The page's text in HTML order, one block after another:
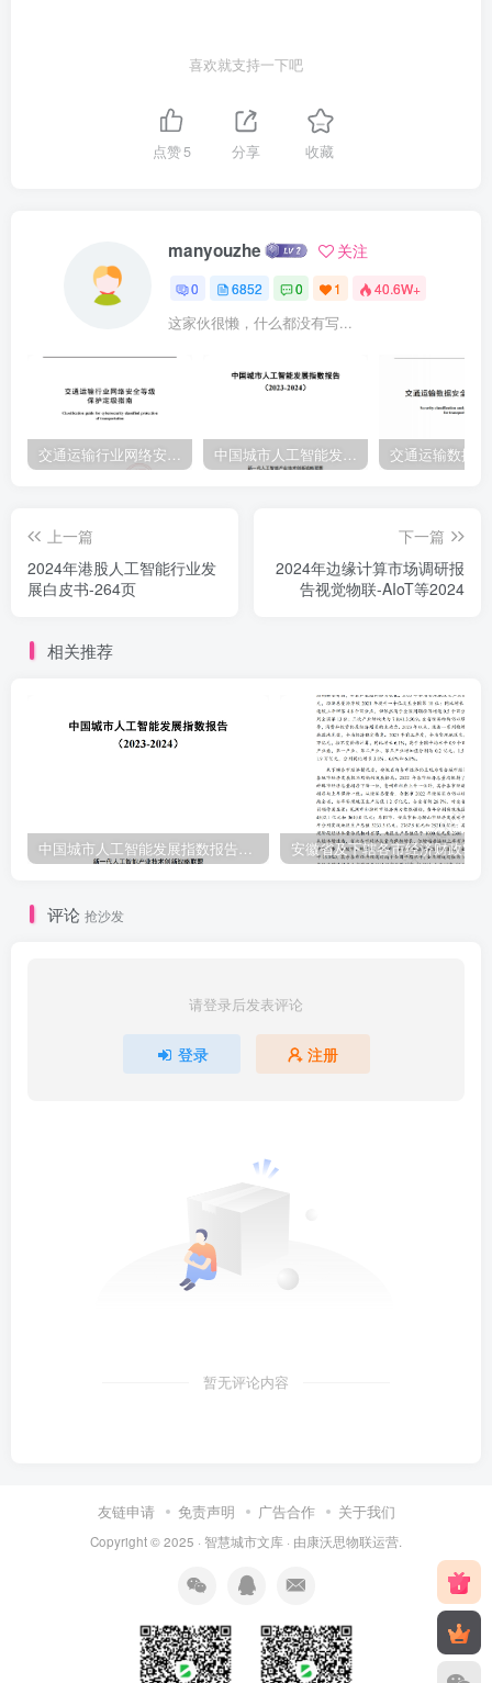
波动：受生态环保治理等因素影响，人工生态环境用水占比逐年上
升。近年来，随着城镇化进程的推进，城镇用水人口持续增加。根据
《2022年城乡建设统计年鉴》'，2022年，我国城市用水人口增至5.61
米，较2022年增长0.16%：县城、镇和乡供水总量合计288.47亿立方
米，较2021年增长2.06%。按用途划分，生活用水占比最高，其次是
生产用水和公共服务用水等方面。从污水处理需求来看，我国城市和
县城污水排放量增长较快，城市生活污水处理是污水处理行业需求端
的主要来源。污水排放量是衡量污水处理需求的重要指标。根据
《2022年城乡建设统计年鉴》，2022年，我国城市和县城污水排放量
753.90亿立方米，较2021年增长2.66%，其中城市污水排放量638.97
年，我国城镇供水能力达4.96亿立方米/日2，较2021年增长0.81%。
同期，全国城镇污水处理能力2.89亿立方米/日，较2021年增长
4.33%。我国水务企业的水费收入主要来源于城镇自来水费和污水处
素影响，我国农村水费征收范围和收·2023年城乡建设统计年鉴尚未公
布2根据城乡建设统计年鉴，该数据包含城市、县城和建制镇供水能
力，同下文城镇污水处理能力口径w.Ihratings.com研究报告
喜欢就支持一下吧
点赞5 分享 收藏
manyouzhe 关注
0 6852 0 1 40.6W+
这家伙很懒，什么都没有写...
上一篇
2024年港股人工智能行业发
展白皮书-264页
下一篇
2024年边缘计算市场调研报
告视觉物联-AIoT等2024
相关推荐
评论 抢沙发
请登录后发表评论
登录 注册
暂无评论内容
友链申请 免责声明 广告合作 关于我们
Copyright © 2025 · 智慧城市文库 · 由康沃思物联运营.